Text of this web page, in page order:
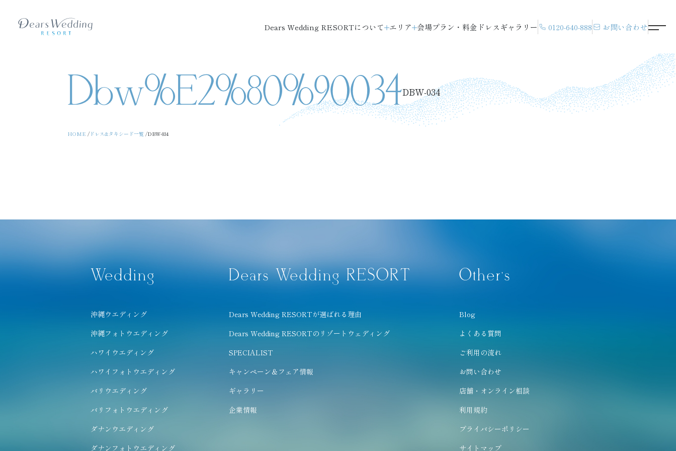
Dears Wedding RESORTについて エリア 会場プラン・料金 ドレスギャラリー 0120-640-888 お問い合わせ
Dbw%e2%80%90034DBW‐034
HOME ドレス&タキシード一覧 DBW‐034
Wedding
沖縄ウエディング
沖縄フォトウエディング
ハワイウエディング
ハワイフォトウエディング
バリウエディング
バリフォトウエディング
ダナンウエディング
ダナンフォトウエディング
Dears Wedding RESORT
Dears Wedding RESORTが選ばれる理由
Dears Wedding RESORTのリゾートウェディング
SPECIALIST
キャンペーン＆フェア情報
ギャラリー
企業情報
Other’s
Blog
よくある質問
ご利用の流れ
お問い合わせ
店舗・オンライン相談
利用規約
プライバシーポリシー
サイトマップ